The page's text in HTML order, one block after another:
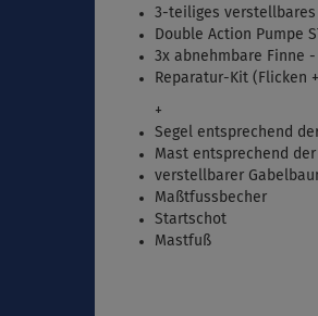
3-teiliges verstellbares
Double Action Pumpe
3x abnehmbare Finne -
Reparatur-Kit (Flicken
+
Segel entsprechend
Mast entsprechend
verstellbarer
Maßtfussbecher
Startschot
Mastfuß